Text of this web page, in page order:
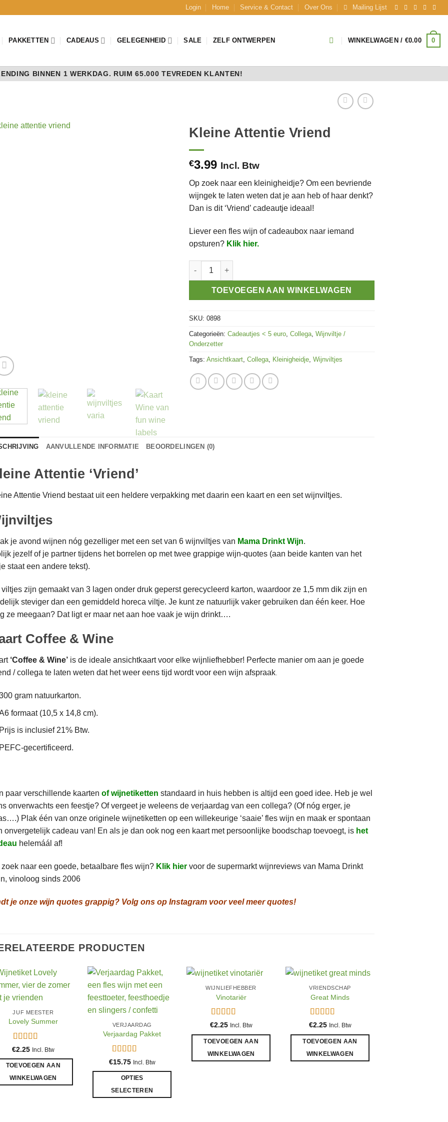
Login Home Service & Contact Over Ons Mailing Lijst
PAKKETTEN CADEAUS GELEGENHEID SALE ZELF ONTWERPEN WINKELWAGEN / €0.00 0
BINNEN 1 WERKDAG. RUIM 65.000 TEVREDEN KLANTEN!
Kleine Attentie Vriend
€3.99 Incl. Btw
Op zoek naar een kleinigheidje? Om een bevriende
wijngek te laten weten dat je aan heb of haar denkt?
Dan is dit ‘Vriend’ cadeautje ideaal!
Liever een fles wijn of cadeaubox naar iemand
opsturen? Klik hier.
Kleine Attentie Vriend aantal
TOEVOEGEN AAN WINKELWAGEN
SKU:0898
Categorieën:Cadeautjes < 5 euro ,Collega ,Wijnviltje /
Onderzetter
Tags:Ansichtkaart ,Collega Kleinigheidje ,Wijnviltjes
AANVULLENDE INFORMATIE BEOORDELINGEN (0)
Attentie ‘Vriend’
Attentie Vriend bestaat uit een heldere verpakking met daarin een kaart en een set wijnviltjes.
je avond wijnen nóg gezelliger met een set van 6 wijnviltjes van Mama Drinkt Wijn.
jezelf of je partner tijdens het borrelen op met twee grappige wijn-quotes (aan beide kanten van het
staat een andere tekst).
zijn gemaakt van 3 lagen onder druk geperst gerecycleerd karton, waardoor ze 1,5 mm dik zijn en
steviger dan een gemiddeld horeca viltje. Je kunt ze natuurlijk vaker gebruiken dan één keer. Hoe
ze meegaan? Dat ligt er maar net aan hoe vaak je wijn drinkt….
Coffee & Wine
‘Coffee & Wine’is de ideale ansichtkaart voor elke wijnliefhebber! Perfecte manier om aan je goede
/ collega te laten weten dat het weer eens tijd wordt voor een wijn afspraak.
gram natuurkarton.
formaat (10,5 x 14,8 cm).
is inclusief 21% Btw.
gecertificeerd.
paar verschillende kaarten of wijnetiketten standaard in huis hebben is altijd een goed idee. Heb je wel
onverwachts een feestje? Of vergeet je weleens de verjaardag van een collega? (Of nóg erger, je
Plak één van onze originele wijnetiketten op een willekeurige ‘saaie’ fles wijn en maak er spontaan
onvergetelijk cadeau van! En als je dan ook nog een kaart met persoonlijke boodschap toevoegt, is het
helemáál af!
zoek naar een goede, betaalbare fles wijn? Klik hiervoor de supermarkt wijnreviews van Mama Drinkt
vinoloog sinds 2006
je onze wijn quotes grappig? Volg ons op Instagram voor veel meer quotes!
PRODUCTEN
JUF MEESTER
Lovely Summer
Gewaardeerd
€2.25 Incl. Btw
TOEVOEGEN AAN
WINKELWAGEN
VERJAARDAG
Verjaardag Pakket
Gewaardeerd
€15.75 Incl. Btw
OPTIES
SELECTEREN
WIJNLIEFHEBBER
Vinotariër
Gewaardeerd
€2.25 Incl. Btw
TOEVOEGEN AAN
WINKELWAGEN
VRIENDSCHAP
Great Minds
Gewaardeerd
€2.25 Incl. Btw
TOEVOEGEN AAN
WINKELWAGEN